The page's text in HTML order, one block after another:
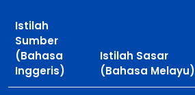
Istilah
Sumber
(Bahasa
Inggeris)
Istilah Sasar
(Bahasa Melayu)